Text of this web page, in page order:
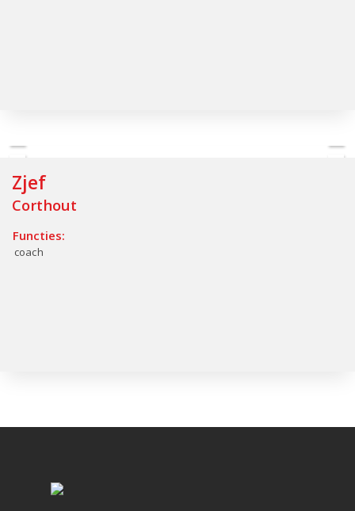
Zjef
Corthout
Functies:
coach